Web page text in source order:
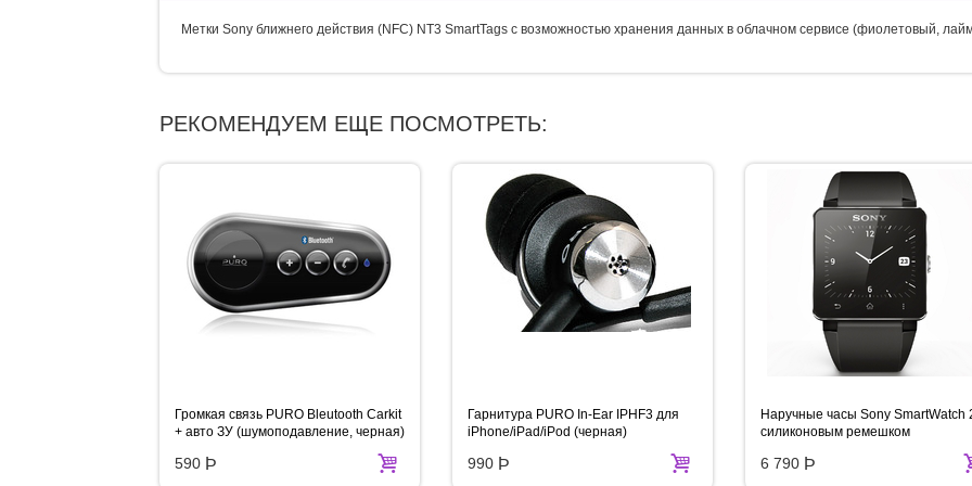
Метки Sony ближнего действия (NFC) NT3 SmartTags с возможностью хранения данных в облачном сервисе (фиолетовый,
РЕКОМЕНДУЕМ ЕЩЕ ПОСМОТРЕТЬ:
Громкая связь PURO Bleutooth Carkit
+ авто ЗУ (шумоподавление, черная)
590 Þ
Гарнитура PURO In-Ear IPHF3 для
iPhone/iPad/iPod (черная)
990 Þ
Наручные часы Sony SmartWatch
силиконовым ремешком
6 790 Þ